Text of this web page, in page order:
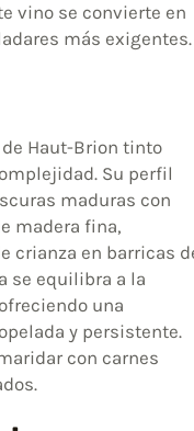
vino se convierte en
más exigentes.
de Haut-Brion tinto
Su perfil
maduras con
madera fina,
crianza en barricas
se equilibra a la
una
y persistente.
con carnes